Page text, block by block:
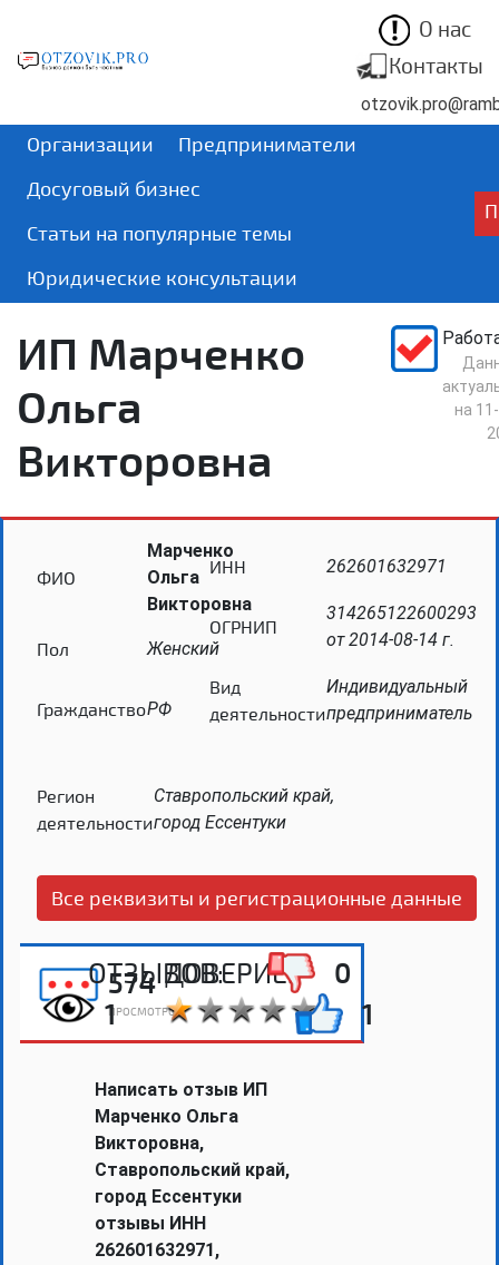
О нас
Контакты
Организации
Предприниматели
Досуговый бизнес
Статьи на популярные темы
Юридические консультации
ИП Марченко
Ольга
Викторовна
на
ФИО
Марченко
Ольга
Викторовна
Пол Женский
ГражданствоРФ
ИНН 262601632971
ОГРНИП
314265122600293
от 2014-08-14 г.
Вид
деятельности
Индивидуальный
предприниматель
Регион
деятельности
Ставропольский край,
город Ессентуки
Все реквизиты и регистрационные данные
574
ПРОСМОТРОВ
ОТЗЫВОВ:
1
ДОВЕРИЕ:
0
1
Написать отзыв ИП
Марченко Ольга
Викторовна,
Ставропольский край,
город Ессентуки
отзывы ИНН
262601632971,